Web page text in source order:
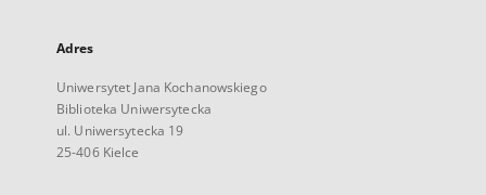
Adres
Uniwersytet Jana Kochanowskiego
Biblioteka Uniwersytecka
ul. Uniwersytecka 19
25-406 Kielce